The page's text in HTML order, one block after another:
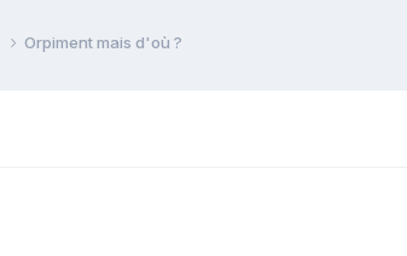
Orpiment mais d'où ?